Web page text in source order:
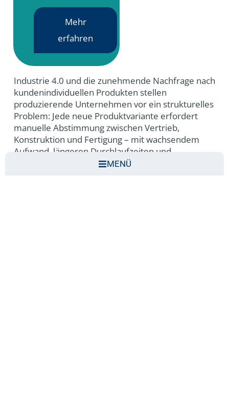
MENÜ
Mehr
erfahren
Industrie 4.0 und die zunehmende Nachfrage nach
kundenindividuellen Produkten stellen
produzierende Unternehmen vor ein strukturelles
Problem: Jede neue Produktvariante erfordert
manuelle Abstimmung zwischen Vertrieb,
Konstruktion und Fertigung – mit wachsendem
Aufwand, längeren Durchlaufzeiten und
steigendem Fehlerrisiko. Ein Produktkonfigurator